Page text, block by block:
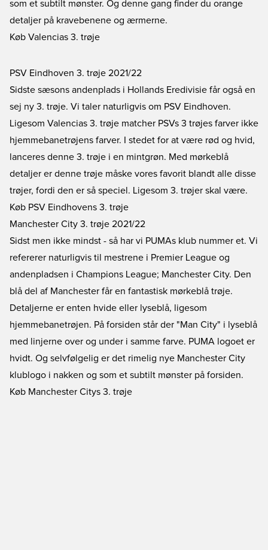
som et subtilt mønster. Og denne gang finder du orange
detaljer på kravebenene og ærmerne.
Køb Valencias 3. trøje
PSV Eindhoven 3. trøje 2021/22
Sidste sæsons andenplads i Hollands Eredivisie får også en
sej ny 3. trøje. Vi taler naturligvis om PSV Eindhoven.
Ligesom Valencias 3. trøje matcher PSVs 3 trøjes farver ikke
hjemmebanetrøjens farver. I stedet for at være rød og hvid,
lanceres denne 3. trøje i en mintgrøn. Med mørkeblå
detaljer er denne trøje måske vores favorit blandt alle disse
trøjer, fordi den er så speciel. Ligesom 3. trøjer skal være.
Køb PSV Eindhovens 3. trøje
Manchester City 3. trøje 2021/22
Sidst men ikke mindst - så har vi PUMAs klub nummer et. Vi
refererer naturligvis til mestrene i Premier League og
andenpladsen i Champions League; Manchester City. Den
blå del af Manchester får en fantastisk mørkeblå trøje.
Detaljerne er enten hvide eller lyseblå, ligesom
hjemmebanetrøjen. På forsiden står der "Man City" i lyseblå
med linjerne over og under i samme farve. PUMA logoet er
hvidt. Og selvfølgelig er det rimelig nye Manchester City
klublogo i nakken og som et subtilt mønster på forsiden.
Køb Manchester Citys 3. trøje